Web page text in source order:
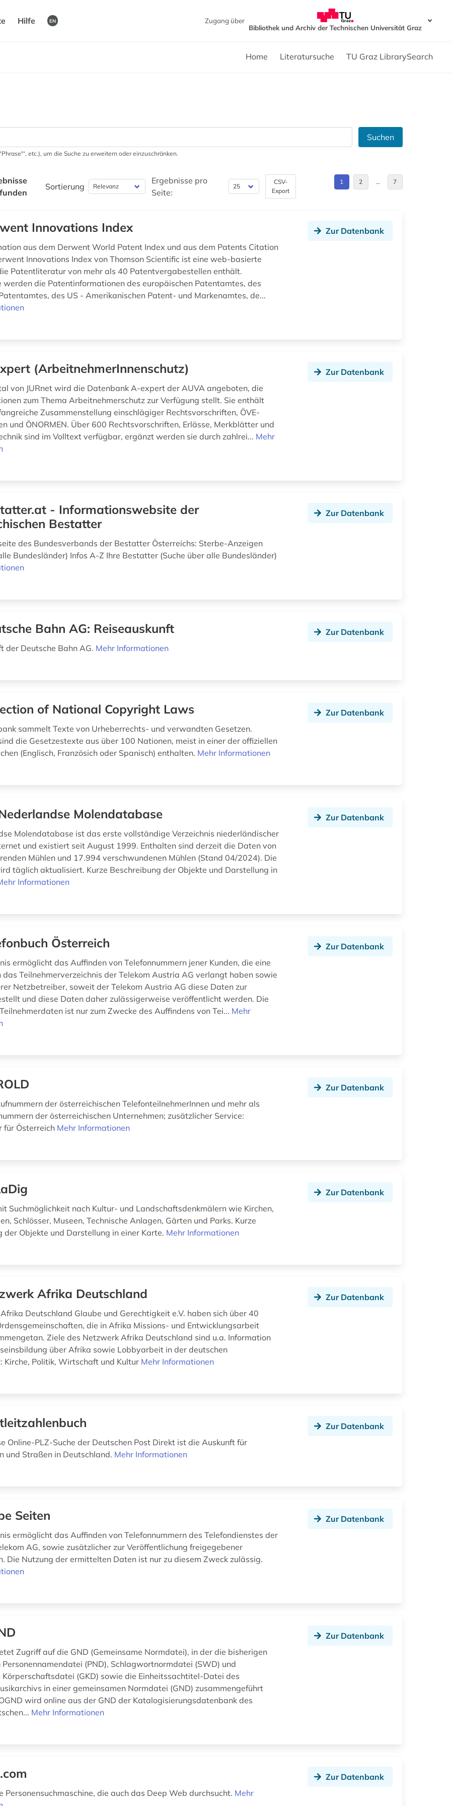
Hilfe EN
Zugang über
Bibliothek und Archiv der Technischen Universität Graz
Home Literatursuche TU Graz LibrarySearch
Suchen
etc.), um die Suche zu erweitern oder einzuschränken.
Sortierung
Ergebnisse pro
Seite:
CSV-
Export
1 2 … 7
Innovations Index
aus dem Derwent World Patent Index und aus dem Patents Citation
Innovations Index von Thomson Scientific ist eine web-basierte
Patentliteratur von mehr als 40 Patentvergabestellen enthält.
werden die Patentinformationen des europäischen Patentamtes, des
des US - Amerikanischen Patent- und Markenamtes, de...
Zur Datenbank
(ArbeitnehmerInnenschutz)
von JURnet wird die Datenbank A-expert der AUVA angeboten, die
zum Thema Arbeitnehmerschutz zur Verfügung stellt. Sie enthält
Zusammenstellung einschlägiger Rechtsvorschriften, ÖVE-
und ÖNORMEN. Über 600 Rechtsvorschriften, Erlässe, Merkblätter und
sind im Volltext verfügbar, ergänzt werden sie durch zahlrei... Mehr
Zur Datenbank
- Informationswebsite der
Bestatter
des Bundesverbands der Bestatter Österreichs: Sterbe-Anzeigen
Bundesländer) Infos A-Z Ihre Bestatter (Suche über alle Bundesländer)
Zur Datenbank
Bahn AG: Reiseauskunft
der Deutsche Bahn AG. Mehr Informationen
Zur Datenbank
of National Copyright Laws
sammelt Texte von Urheberrechts- und verwandten Gesetzen.
die Gesetzestexte aus über 100 Nationen, meist in einer der offiziellen
(Englisch, Französich oder Spanisch) enthalten. Mehr Informationen
Zur Datenbank
Molendatabase
Molendatabase ist das erste vollständige Verzeichnis niederländischer
und existiert seit August 1999. Enthalten sind derzeit die Daten von
Mühlen und 17.994 verschwundenen Mühlen (Stand 04/2024). Die
täglich aktualisiert. Kurze Beschreibung der Objekte und Darstellung in
Informationen
Zur Datenbank
Österreich
ermöglicht das Auffinden von Telefonnummern jener Kunden, die eine
das Teilnehmerverzeichnis der Telekom Austria AG verlangt haben sowie
Netzbetreiber, soweit der Telekom Austria AG diese Daten zur
und diese Daten daher zulässigerweise veröffentlicht werden. Die
ist nur zum Zwecke des Auffindens von Tei... Mehr
Zur Datenbank
der österreichischen TelefonteilnehmerInnen und mehr als
der österreichischen Unternehmen; zusätzlicher Service:
für Österreich Mehr Informationen
Zur Datenbank
Suchmöglichkeit nach Kultur- und Landschaftsdenkmälern wie Kirchen,
Schlösser, Museen, Technische Anlagen, Gärten und Parks. Kurze
der Objekte und Darstellung in einer Karte. Mehr Informationen
Zur Datenbank
Afrika Deutschland
Deutschland Glaube und Gerechtigkeit e.V. haben sich über 40
die in Afrika Missions- und Entwicklungsarbeit
Ziele des Netzwerk Afrika Deutschland sind u.a. Information
über Afrika sowie Lobbyarbeit in der deutschen
Kirche, Politik, Wirtschaft und Kultur Mehr Informationen
Zur Datenbank
Online-PLZ-Suche der Deutschen Post Direkt ist die Auskunft für
und Straßen in Deutschland. Mehr Informationen
Zur Datenbank
Seiten
ermöglicht das Auffinden von Telefonnummern des Telefondienstes der
AG, sowie zusätzlicher zur Veröffentlichung freigegebener
Die Nutzung der ermittelten Daten ist nur zu diesem Zweck zulässig.
Zur Datenbank
Zugriff auf die GND (Gemeinsame Normdatei), in der die bisherigen
(PND), Schlagwortnormdatei (SWD) und
Körperschaftsdatei (GKD) sowie die Einheitssachtitel-Datei des
in einer gemeinsamen Normdatei (GND) zusammengeführt
wird online aus der GND der Katalogisierungsdatenbank des
Mehr Informationen
Zur Datenbank
Personensuchmaschine, die auch das Deep Web durchsucht. Mehr
Zur Datenbank